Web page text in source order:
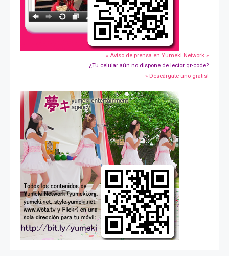
» Aviso de prensa en Yumeki Network »
¿Tu celular aún no dispone de lector qr-code?
» Descárgate uno gratis!